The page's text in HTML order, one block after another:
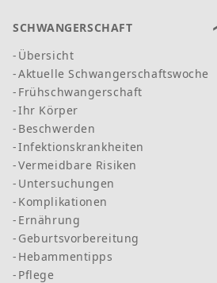
SCHWANGERSCHAFT
Übersicht
Aktuelle Schwangerschaftswoche
Frühschwangerschaft
Ihr Körper
Beschwerden
Infektionskrankheiten
Vermeidbare Risiken
Untersuchungen
Komplikationen
Ernährung
Geburtsvorbereitung
Hebammentipps
Pflege